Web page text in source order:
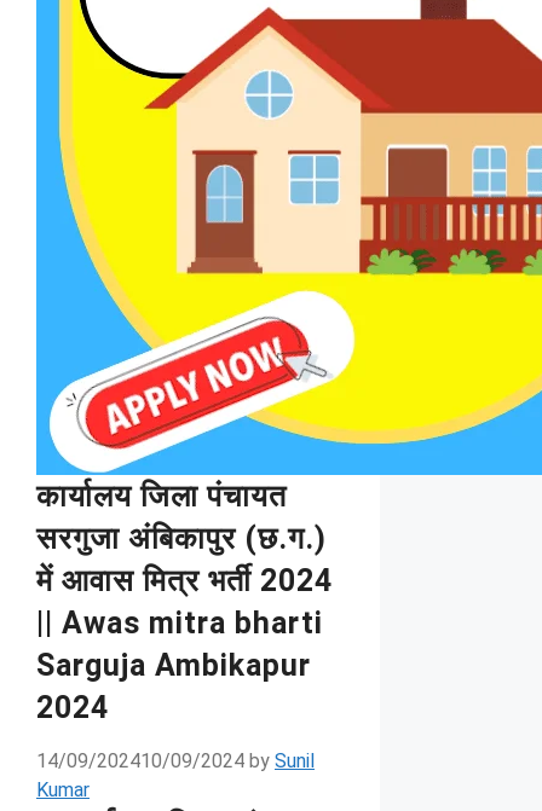
कार्यालय जिला पंचायत
सरगुजा अंबिकापुर (छ.ग.)
में आवास मित्र भर्ती 2024
|| Awas mitra bharti
Sarguja Ambikapur
2024
14/09/202410/09/2024 by Sunil
Kumar